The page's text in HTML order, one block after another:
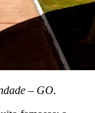
– GO.